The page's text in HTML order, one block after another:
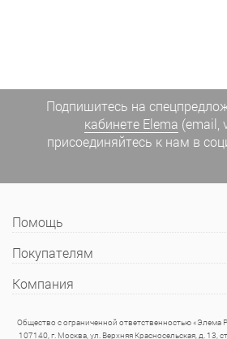
Подпишитесь на
кабинете Elema (email,
присоединяйтесь к нам в
Помощь
Покупателям
Компания
Общество с ограниченной ответственностью «Элема
107140, г. Москва, ул. Верхняя Красносельская, д. 13,